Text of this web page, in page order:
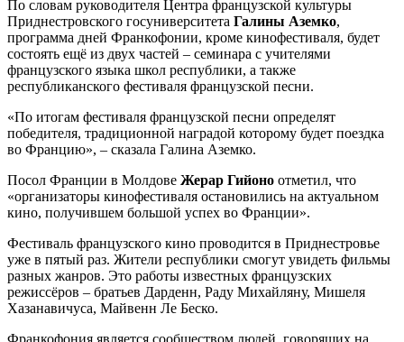
По словам руководителя Центра французской культуры
Приднестровского госуниверситета Галины Аземко,
программа дней Франкофонии, кроме кинофестиваля, будет
состоять ещё из двух частей – семинара с учителями
французского языка школ республики, а также
республиканского фестиваля французской песни.
«По итогам фестиваля французской песни определят
победителя, традиционной наградой которому будет поездка
во Францию», – сказала Галина Аземко.
Посол Франции в Молдове Жерар Гийоно отметил, что
«организаторы кинофестиваля остановились на актуальном
кино, получившем большой успех во Франции».
Фестиваль французского кино проводится в Приднестровье
уже в пятый раз. Жители республики смогут увидеть фильмы
разных жанров. Это работы известных французских
режиссёров – братьев Дарденн, Раду Михайляну, Мишеля
Хазанавичуса, Майвенн Ле Беско.
Франкофония является сообществом людей, говорящих на